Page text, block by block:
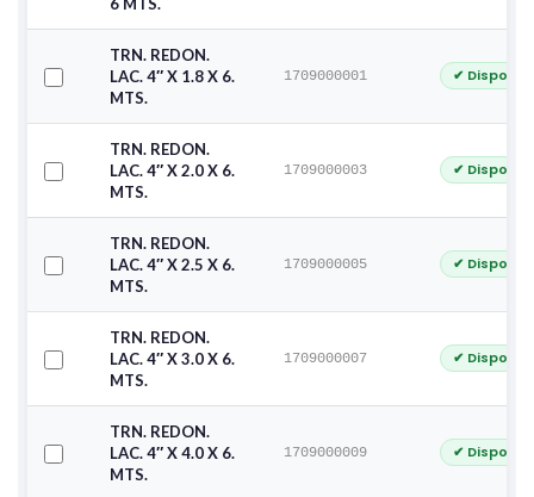
TRN. REDON.
LAC. 4″ X 1.8 X 6.
MTS.
1709000001 ✔
TRN. REDON.
LAC. 4″ X 2.0 X 6.
MTS.
1709000003 ✔
TRN. REDON.
LAC. 4″ X 2.5 X 6.
MTS.
1709000005 ✔
TRN. REDON.
LAC. 4″ X 3.0 X 6.
MTS.
1709000007 ✔
TRN. REDON.
LAC. 4″ X 4.0 X 6.
MTS.
1709000009 ✔